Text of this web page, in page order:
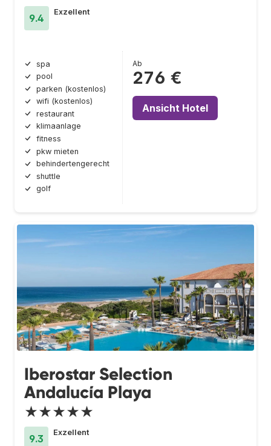
9.4
Exzellent
spa
pool
parken (kostenlos)
wifi (kostenlos)
restaurant
klimaanlage
fitness
pkw mieten
behindertengerecht
shuttle
golf
Ab
276 €
Ansicht Hotel
Iberostar Selection
Andalucía Playa
★★★★★
9.3
Exzellent